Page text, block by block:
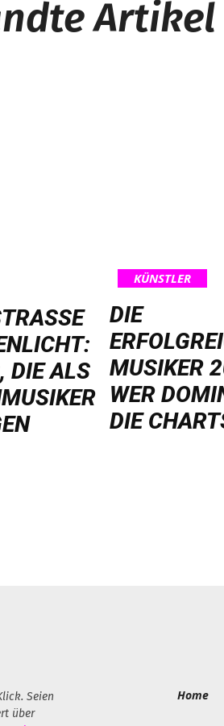
Artikel
I
K
ALS S
AN
KÜNSTLER
DIE
MUSIKER
WER
DIE
Seien
über
Home